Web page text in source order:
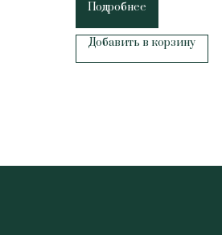
Подробнее
Добавить в корзину